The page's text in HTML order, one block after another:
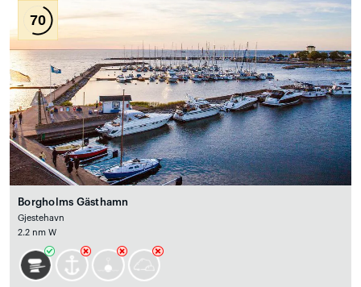
70
Borgholms Gästhamn
Gjestehavn
2.2 nm W